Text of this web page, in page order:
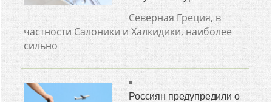
Северная Греция, в
частности Салоники и Халкидики, наиболее
сильно
Россиян предупредили о